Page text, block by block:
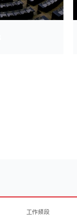
工作频段